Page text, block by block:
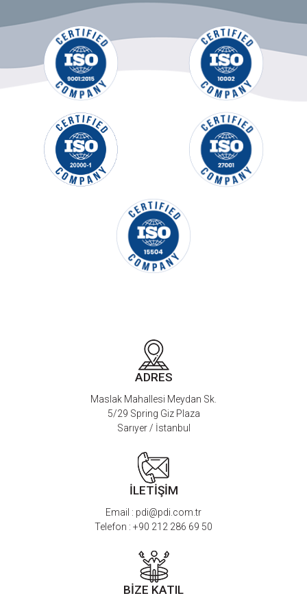
ADRES
Maslak Mahallesi Meydan Sk.
5/29 Spring Giz Plaza
Sarıyer / İstanbul
İLETİŞİM
Email : pdi@pdi.com.tr
Telefon : +90 212 286 69 50
BİZE KATIL